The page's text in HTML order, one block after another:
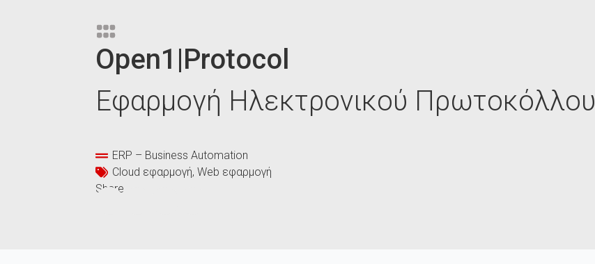
Open1|Protocol
Εφαρμογή Ηλεκτρονικού Πρωτοκόλλου
ERP – Business Automation
Cloud εφαρμογή Web εφαρμογή
Share